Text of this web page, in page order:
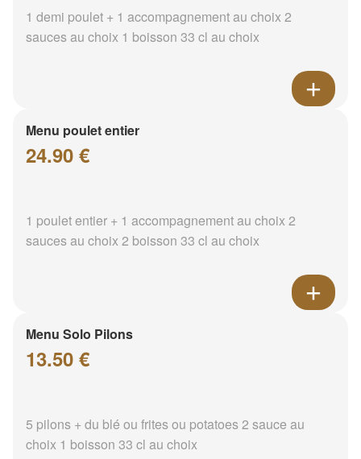
1 demi poulet + 1 accompagnement au choix 2
sauces au choix 1 boisson 33 cl au choix
Menu poulet entier
24.90 €
1 poulet entier + 1 accompagnement au choix 2
sauces au choix 2 boisson 33 cl au choix
Menu Solo Pilons
13.50 €
5 pilons + du blé ou frites ou potatoes 2 sauce au
choix 1 boisson 33 cl au choix